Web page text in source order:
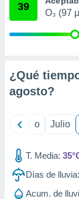
publicidad
1199
39
O₃ (97
¿Qué
agosto?
Junio Julio
T. Media:
Días de lluvia:
Acum. de